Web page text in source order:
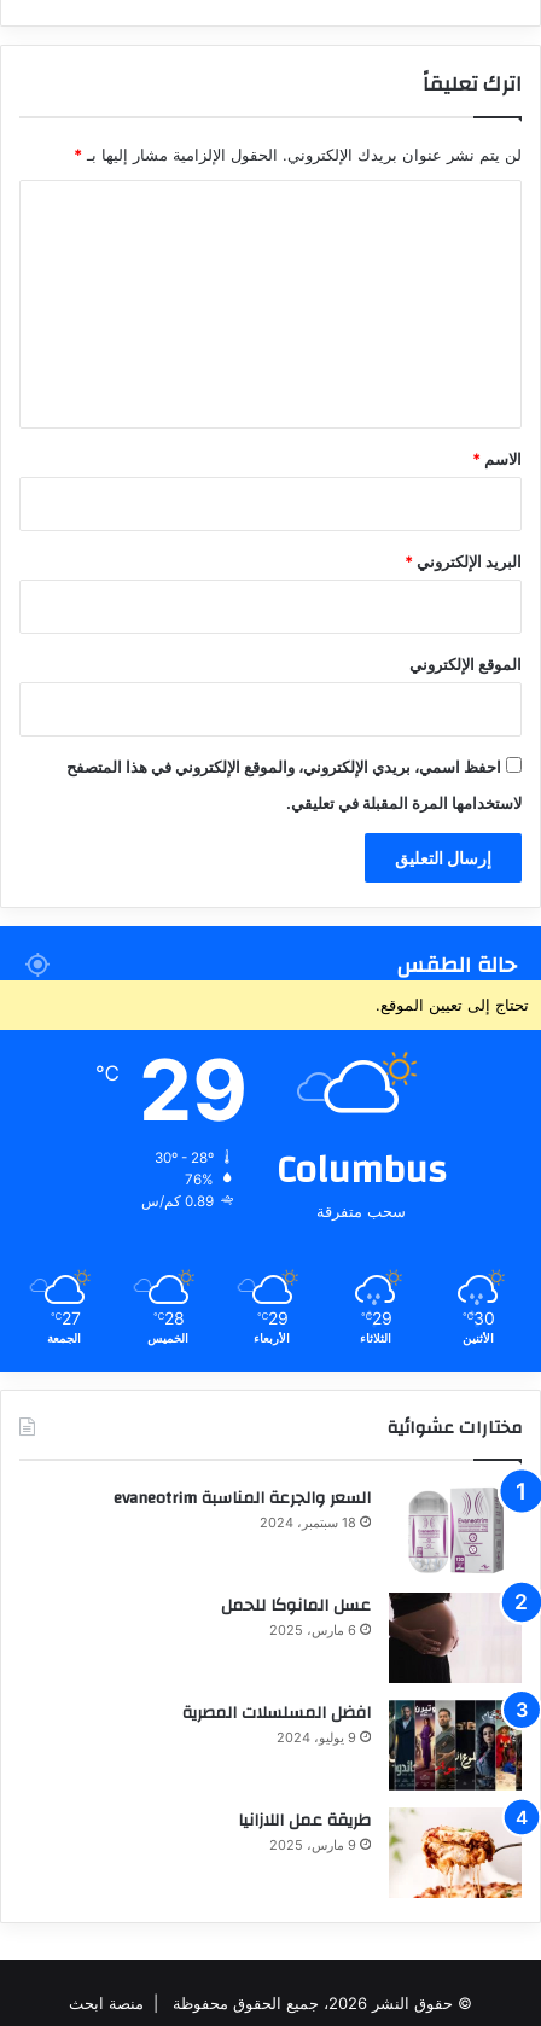
اترك تعليقاً
لن يتم نشر عنوان بريدك الإلكتروني. الحقول الإلزامية مشار إليها بـ *
*
الاسم *
البريد الإلكتروني*
الموقع الإلكتروني
احفظ اسمي، بريدي الإلكتروني، والموقع الإلكتروني في هذا المتصفح
لاستخدامها المرة المقبلة في تعليقي.
حالة الطقس
تحتاج إلى تعيين الموقع.
Columbus
سحب متفرقة
29
℃
76%
0.89 كم/س
30
℃
الأثنين
29
℃
الثلاثاء
29
℃
الأربعاء
28
℃
الخميس
27
℃
الجمعة
مختارات عشوائية
السعر والجرعة المناسبة evaneotrim
18 سبتمبر، 2024
عسل المانوكا للحمل
6 مارس، 2025
افضل المسلسلات المصرية
9 يوليو، 2024
طريقة عمل اللازانيا
9 مارس، 2025
© حقوق النشر 2026، جميع الحقوق محفوظة | منصة ابحث